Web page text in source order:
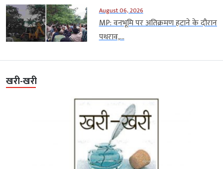
August 06, 2026
MP: वनभूमि पर अतिक्रमण हटाने के दौरान
पथराव,...
खरी-खरी